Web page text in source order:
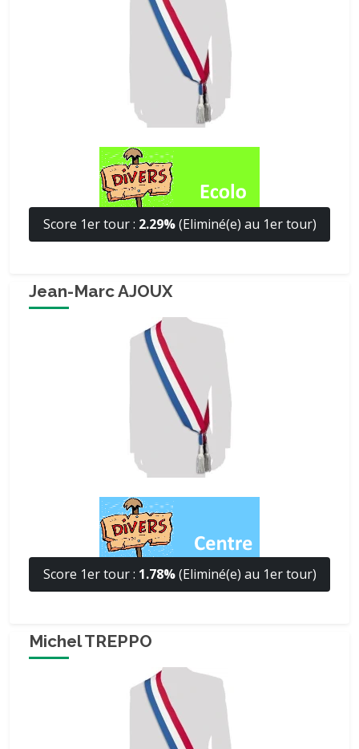
Score 1er tour : 2.29%(Eliminé(e) au 1er tour)
Jean-Marc AJOUX
Score 1er tour : 1.78%(Eliminé(e) au 1er tour)
Michel TREPPO